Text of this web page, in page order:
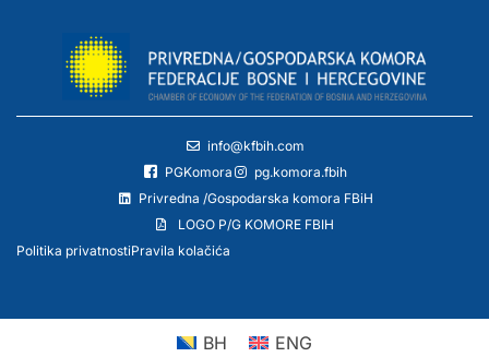
info@kfbih.com
PGKomora
pg.komora.fbih
Privredna /Gospodarska komora FBiH
LOGO P/G KOMORE FBIH
Politika privatnostiPravila kolačića
BH ENG